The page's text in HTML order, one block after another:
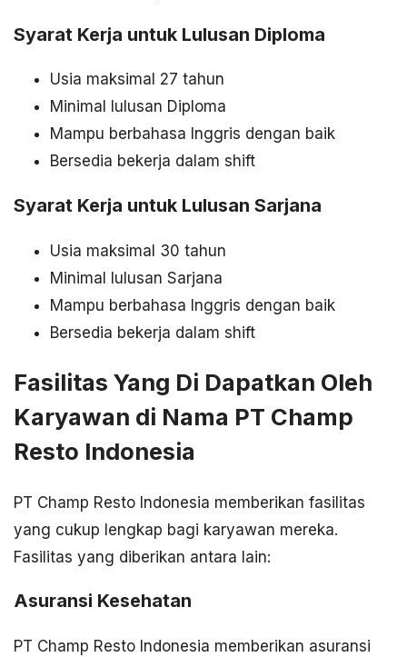
Syarat Kerja untuk Lulusan Diploma
Usia maksimal 27 tahun
Minimal lulusan Diploma
Mampu berbahasa Inggris dengan baik
Bersedia bekerja dalam shift
Syarat Kerja untuk Lulusan Sarjana
Usia maksimal 30 tahun
Minimal lulusan Sarjana
Mampu berbahasa Inggris dengan baik
Bersedia bekerja dalam shift
Fasilitas Yang Di Dapatkan Oleh
Karyawan di Nama PT Champ
Resto Indonesia
PT Champ Resto Indonesia memberikan fasilitas
yang cukup lengkap bagi karyawan mereka.
Fasilitas yang diberikan antara lain:
Asuransi Kesehatan
PT Champ Resto Indonesia memberikan asuransi